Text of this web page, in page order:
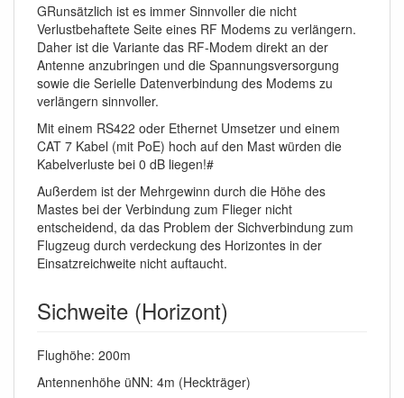
GRunsätzlich ist es immer Sinnvoller die nicht
Verlustbehaftete Seite eines RF Modems zu verlängern.
Daher ist die Variante das RF-Modem direkt an der
Antenne anzubringen und die Spannungsversorgung
sowie die Serielle Datenverbindung des Modems zu
verlängern sinnvoller.
Mit einem RS422 oder Ethernet Umsetzer und einem
CAT 7 Kabel (mit PoE) hoch auf den Mast würden die
Kabelverluste bei 0 dB liegen!#
Außerdem ist der Mehrgewinn durch die Höhe des
Mastes bei der Verbindung zum Flieger nicht
entscheidend, da das Problem der Sichverbindung zum
Flugzeug durch verdeckung des Horizontes in der
Einsatzreichweite nicht auftaucht.
Sichweite (Horizont)
Flughöhe: 200m
Antennenhöhe üNN: 4m (Heckträger)